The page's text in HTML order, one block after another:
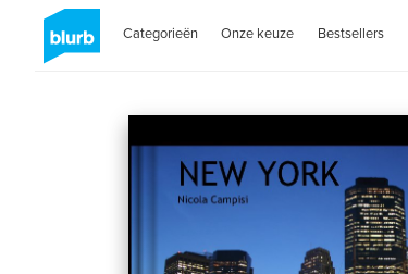
Categorieën Onze keuze Bestsellers